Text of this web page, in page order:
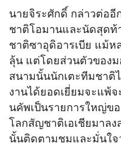
นายจิระศักดิ์ กล่าวต่ออี
ชาติโอมานและนัดสุดท้
ชาติซาอุดิอารเบีย แม้
ลุ้น แต่โดยส่วนตัวของม
สนามนั้นนักเตะทีมชาติ
งานได้ยอดเยี่ยมจะแพ้จ
นคัพเป็นรายการใหญ่ข
โลกสัญชาติเอเชียมาล
นั้นติดตามชมและมั่นใจ